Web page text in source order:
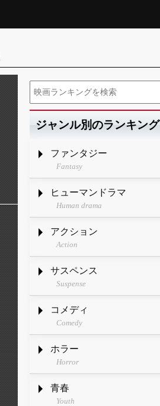
ジャンル別のランキング
ファンタジー
Fantasy
ヒューマンドラマ
Human drama
アクション
Action
サスペンス
Suspense
コメディ
Comedy
ホラー
Horror
青春
Youth